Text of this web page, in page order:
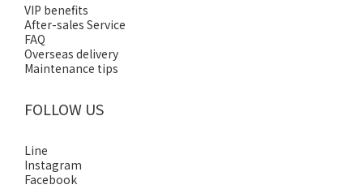
VIP benefits
After-sales Service
FAQ
Overseas delivery
Maintenance tips
FOLLOW US
Line
Instagram
Facebook